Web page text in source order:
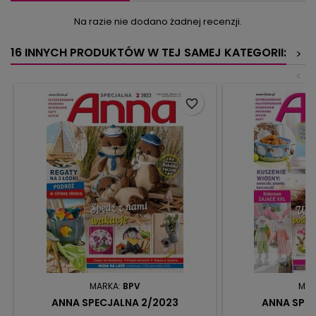
Na razie nie dodano żadnej recenzji.
16 INNYCH PRODUKTÓW W TEJ SAMEJ KATEGORII:
>
<
MARKA: BPV
ANNA SPECJALNA 2/2023
favorite_border
ANNA